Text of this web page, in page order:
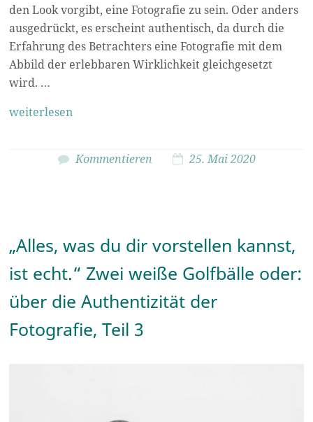
den Look vorgibt, eine Fotografie zu sein. Oder anders
ausgedrückt, es erscheint authentisch, da durch die
Erfahrung des Betrachters eine Fotografie mit dem
Abbild der erlebbaren Wirklichkeit gleichgesetzt
wird. …
weiterlesen
Kommentieren 25. Mai 2020
„Alles, was du dir vorstellen kannst,
ist echt.“ Zwei weiße Golfbälle oder:
über die Authentizität der
Fotografie, Teil 3